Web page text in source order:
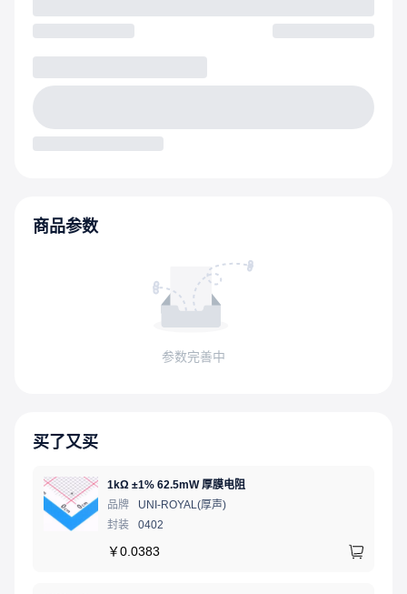
商品参数
参数完善中
买了又买
1kΩ ±1% 62.5mW 厚膜电阻
品牌
UNI-ROYAL(厚声)
封装
0402
￥0.0383